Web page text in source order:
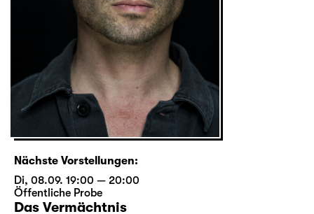
Nächste Vorstellungen:
Di, 08.09. 19:00 — 20:00
Öffentliche Probe
Das Vermächtnis